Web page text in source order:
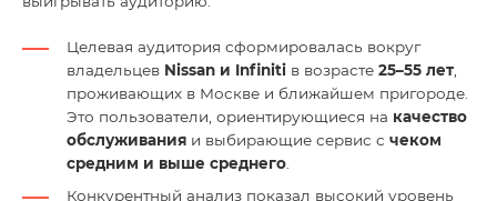
Целевая аудитория сформировалась вокруг
владельцев Nissan и Infiniti в возрасте 25–55 лет
проживающих в Москве и ближайшем пригороде.
Это пользователи, ориентирующиеся на качество
обслуживания и выбирающие сервис с чеком
средним и выше среднего
Конкурентный анализ показал высокий уровень